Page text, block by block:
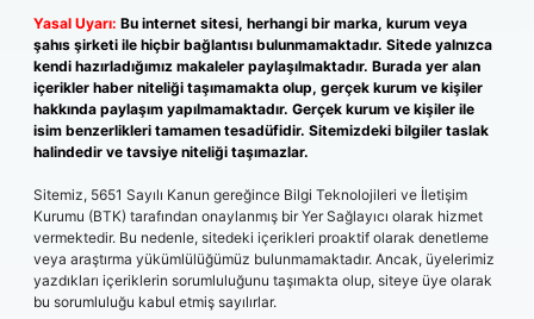
Yasal Uyarı: Bu internet sitesi, herhangi bir marka, kurum veya
şahıs şirketi ile hiçbir bağlantısı bulunmamaktadır. Sitede yalnızca
kendi hazırladığımız makaleler paylaşılmaktadır. Burada yer alan
içerikler haber niteliği taşımamakta olup, gerçek kurum ve kişiler
hakkında paylaşım yapılmamaktadır. Gerçek kurum ve kişiler ile
isim benzerlikleri tamamen tesadüfidir. Sitemizdeki bilgiler taslak
halindedir ve tavsiye niteliği taşımazlar.
Sitemiz, 5651 Sayılı Kanun gereğince Bilgi Teknolojileri ve İletişim
Kurumu (BTK) tarafından onaylanmış bir Yer Sağlayıcı olarak hizmet
vermektedir. Bu nedenle, sitedeki içerikleri proaktif olarak denetleme
veya araştırma yükümlülüğümüz bulunmamaktadır. Ancak, üyelerimiz
yazdıkları içeriklerin sorumluluğunu taşımakta olup, siteye üye olarak
bu sorumluluğu kabul etmiş sayılırlar.